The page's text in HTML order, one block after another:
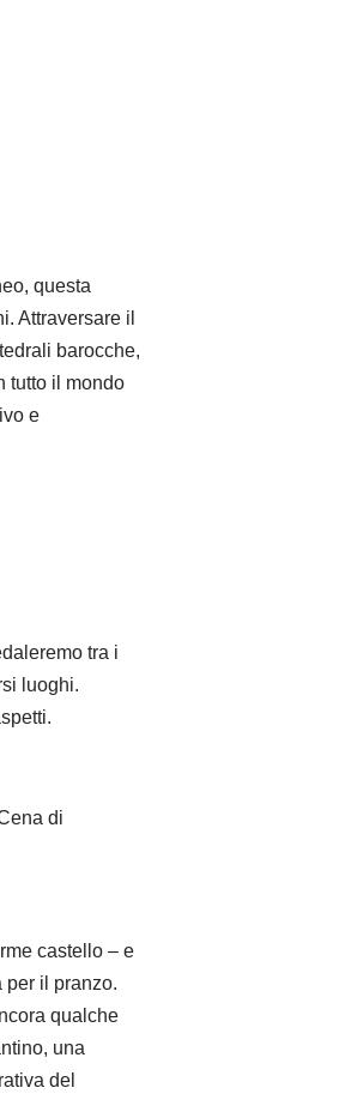
questa
Attraversare il
barocche,
tutto il mondo
e
tra i
luoghi.
di
castello – e
per il pranzo.
qualche
una
del